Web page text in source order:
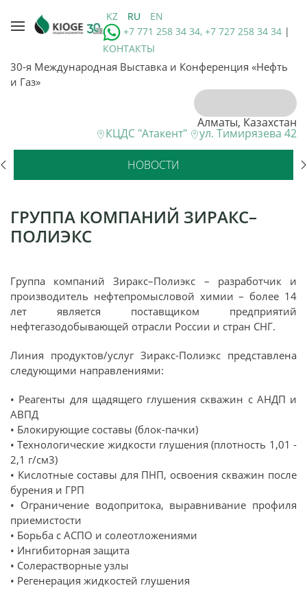
KZ RU
EN
+7 771 258 34 34, +7 727 258 34 34 |
КОНТАКТЫ
30-я Международная Выставка и Конференция «Нефть
и Газ»
Алматы, Казахстан
КЦДС "Атакент" ул. Тимирязева 42
НОВОСТИ
ГРУППА КОМПАНИЙ ЗИРАКС–
ПОЛИЭКС
Группа компаний Зиракс–Полиэкс – разработчик и
производитель нефтепромысловой химии – более 14
лет является поставщиком предприятий
нефтегазодобывающей отрасли России и стран СНГ.
Линия продуктов/услуг Зиракс-Полиэкс представлена
следующими направлениями:
• Реагенты для щадящего глушения скважин с АНДП и
АВПД
• Блокирующие составы (блок-пачки)
• Технологические жидкости глушения (плотность 1,01 -
2,1 г/см3)
• Кислотные составы для ПНП, освоения скважин после
бурения и ГРП
• Ограничение водопритока, выравнивание профиля
приемистости
• Борьба с АСПО и солеотложениями
• Ингибиторная защита
• Солерастворные узлы
• Регенерация жидкостей глушения